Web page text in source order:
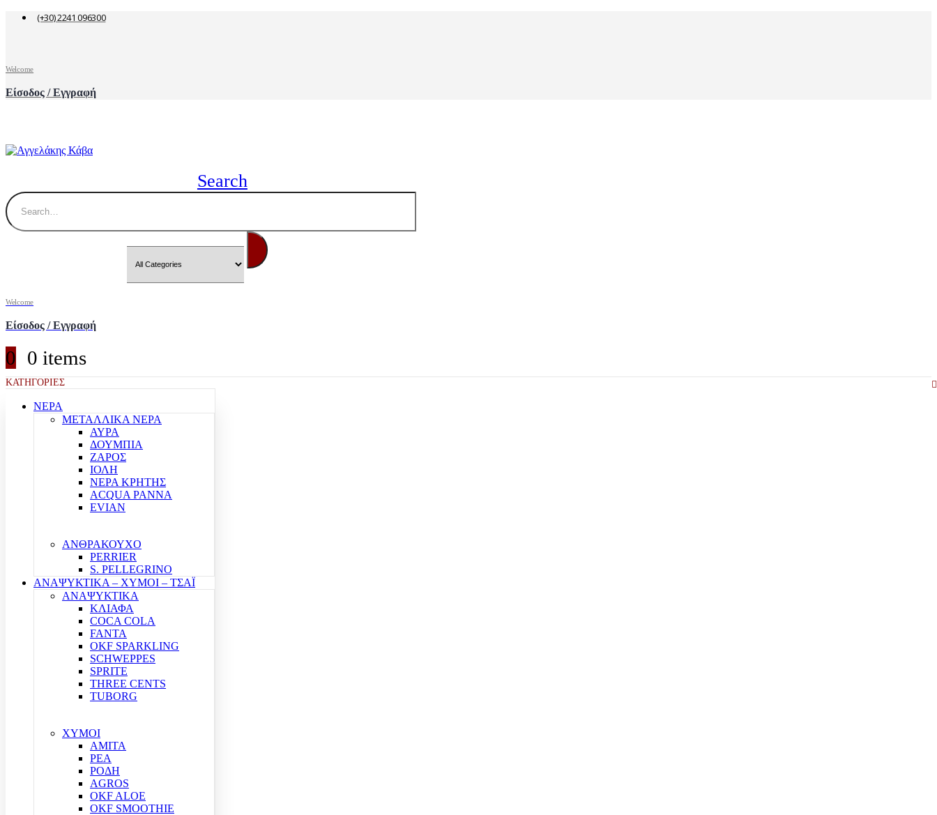
(+30) 2241 096300
Welcome
Είσοδος / Εγγραφή
Search
Welcome
Είσοδος / Εγγραφή
0 0 items
ΚΑΤΗΓΟΡΙΕΣ
ΝΕΡΑ
ΜΕΤΑΛΛΙΚΑ ΝΕΡΑ
ΑΥΡΑ
ΔΟΥΜΠΙΑ
ΖΑΡΟΣ
ΙΟΛΗ
ΝΕΡΑ ΚΡΗΤΗΣ
ACQUA PANNA
EVIAN
ΑΝΘΡΑΚΟΥΧΟ
PERRIER
S. PELLEGRINO
ΑΝΑΨΥΚΤΙΚΑ – ΧΥΜΟΙ – ΤΣΑΪ
ΑΝΑΨΥΚΤΙΚΑ
ΚΛΙΑΦΑ
COCA COLA
FANTA
OKF SPARKLING
SCHWEPPES
SPRITE
THREE CENTS
TUBORG
ΧΥΜΟΙ
ΑΜΙΤΑ
ΡΕΑ
ΡΟΔΗ
AGROS
OKF ALOE
OKF SMOOTHIE